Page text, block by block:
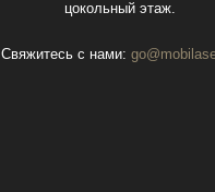
цокольный этаж.
Свяжитесь с нами: